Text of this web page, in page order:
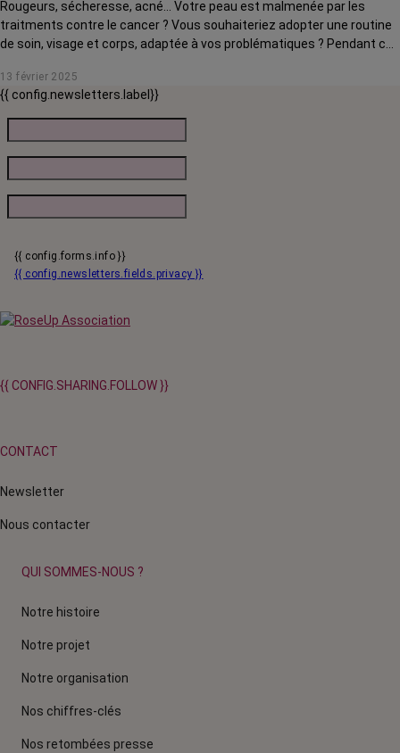
Rougeurs, sécheresse, acné... Votre peau est malmenée par les
traitments contre le cancer ? Vous souhaiteriez adopter une routine
de soin, visage et corps, adaptée à vos problématiques ? Pendant ce
produits incontournables, à avoir dans votre salle de bain pour
démarrer votre routine beauté. Ce webinaire a été enregistré le 23
juillet 2024.
13 février 2025
{{ config.newsletters.label}}
{{ config.forms.info }}
{{ config.newsletters.fields.privacy }}
{{ CONFIG.SHARING.FOLLOW }}
CONTACT
Newsletter
Nous contacter
QUI SOMMES-NOUS ?
Notre histoire
Notre projet
Notre organisation
Nos chiffres-clés
Nos retombées presse